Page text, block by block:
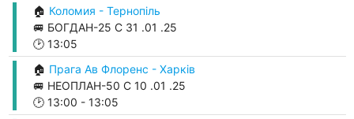
🏠 Коломия - Тернопіль
🚐 БОГДАН-25 С 31 .01 .25
🕑 13:05
🏠 Прага Ав Флоренс - Харків
🚐 НЕОПЛАН-50 С 10 .01 .25
🕑 13:00 - 13:05